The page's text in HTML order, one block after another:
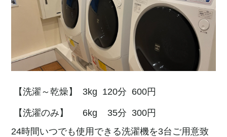
【洗濯～乾燥】 3kg 120分 600円
【洗濯のみ】 6kg 35分 300円
24時間いつでも使用できる洗濯機を3台ご用意致